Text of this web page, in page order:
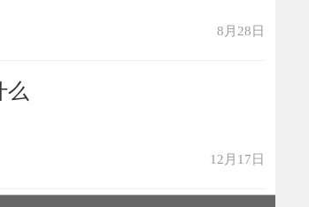
8月28日
么
12月17日